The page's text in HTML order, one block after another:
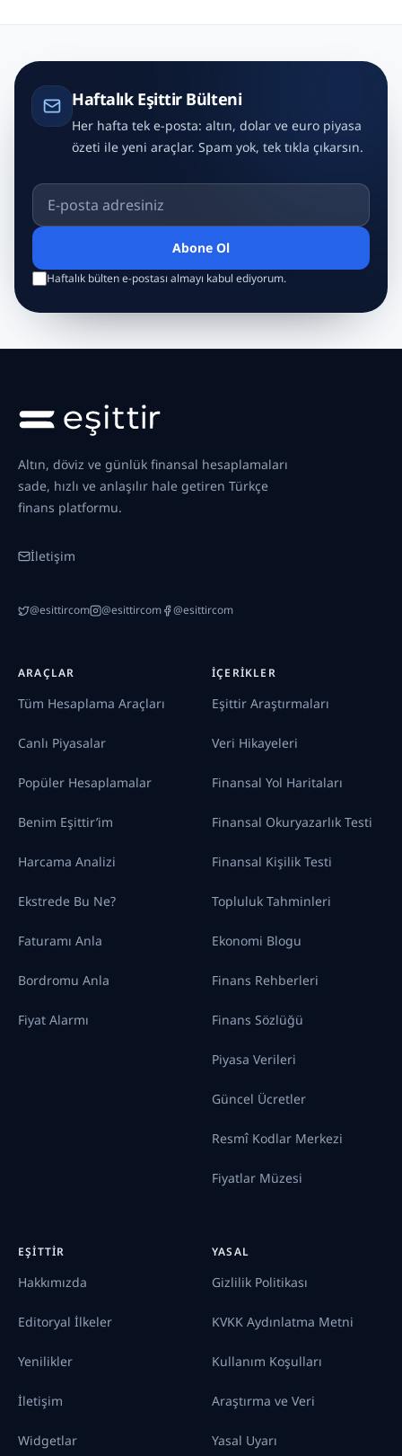
Haftalık Eşittir Bülteni
Her hafta tek e-posta: altın, dolar ve euro piyasa
özeti ile yeni araçlar. Spam yok, tek tıkla çıkarsın.
E-posta adresiniz
Abone Ol
Haftalık bülten e-postası almayı kabul ediyorum.
Altın, döviz ve günlük finansal hesaplamaları
sade, hızlı ve anlaşılır hale getiren Türkçe
finans platformu.
İletişim
@esittircom @esittircom @esittircom
ARAÇLAR
Tüm Hesaplama Araçları
Canlı Piyasalar
Popüler Hesaplamalar
Benim Eşittir’im
Harcama Analizi
Ekstrede Bu Ne?
Faturamı Anla
Bordromu Anla
Fiyat Alarmı
İÇERIKLER
Eşittir Araştırmaları
Veri Hikayeleri
Finansal Yol Haritaları
Finansal Okuryazarlık Testi
Finansal Kişilik Testi
Topluluk Tahminleri
Ekonomi Blogu
Finans Rehberleri
Finans Sözlüğü
Piyasa Verileri
Güncel Ücretler
Resmî Kodlar Merkezi
Fiyatlar Müzesi
EŞITTIR
Hakkımızda
Editoryal İlkeler
Yenilikler
İletişim
Widgetlar
YASAL
Gizlilik Politikası
KVKK Aydınlatma Metni
Kullanım Koşulları
Araştırma ve Veri
Yasal Uyarı